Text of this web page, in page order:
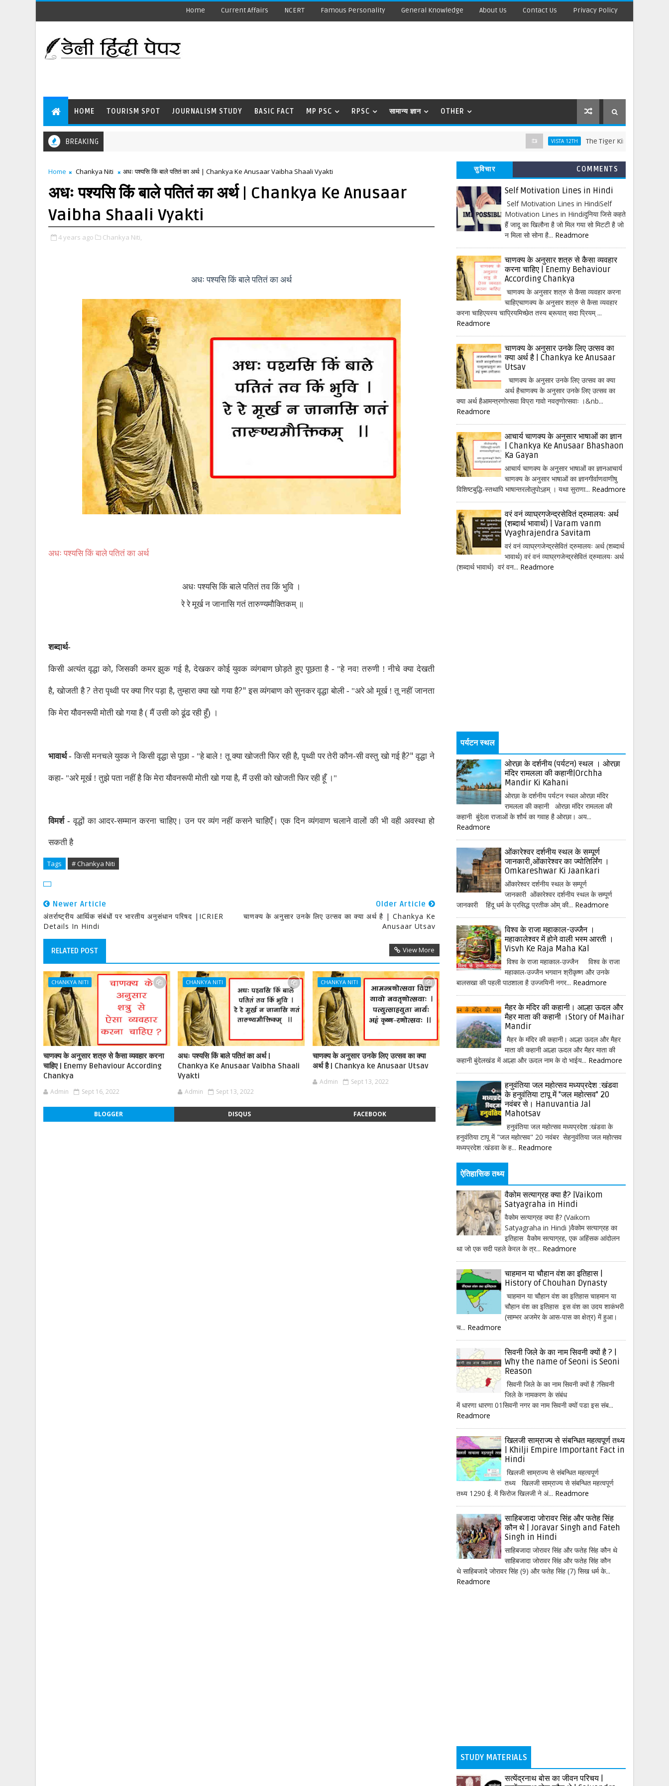
Home Current Affairs NCERT Famous Personality General Knowledge About Us Contact Us Privacy Policy
HOME TOURISM SPOT JOURNALISM STUDY BASIC FACT MP PSC RPSC सामान्य ज्ञान OTHER
BREAKING VISTA 12TH The Tiger King Words Meaning
Home Chankya Niti अधः पश्यसि किं बाले पतितं का अर्थ | Chankya Ke Anusaar Vaibha Shaali Vyakti
अधः पश्यसि किं बाले पतितं का अर्थ | Chankya Ke Anusaar
Vaibha Shaali Vyakti
4 years ago Chankya Niti,
अधः पश्यसि किं बाले पतितं का अर्थ
अधः पश्यसि किं बाले पतितं का अर्थ
अधः पश्यसि किं बाले पतितं तव किं भुवि ।
रे रे मूर्ख न जानासि गतं तारुण्यमौक्तिकम् ॥
शब्दार्थ-
किसी अत्यंत वृद्धा को,जिसकी कमर झुक गई है,देखकर कोई युवक व्यंगबाण छोड़ते हुए पूछता है - "हे नव! तरुणी ! नीचे क्या देखती
है,खोजती है?तेरा पृथ्वी पर क्या गिर पड़ा है,तुम्हारा क्या खो गया है?"इस व्यंगबाण को सुनकर वृद्धा बोली - "अरे ओ मूर्ख ! तू नहीं जानता
कि मेरा यौवनरूपी मोती खो गया है ( मैं उसी को ढूंढ रही हूँ) ।
भावार्थ - किसी मनचले युवक ने किसी वृद्धा से पूछा - "हे बाले ! तू क्या खोजती फिर रही है,पृथ्वी पर तेरी कौन-सी वस्तु खो गई है?"वृद्धा ने
कहा- "अरे मूर्ख ! तुझे पता नहीं है कि मेरा यौवनरूपी मोती खो गया है,मैं उसी को खोजती फिर रही हूँ ।"
विमर्श - वृद्धों का आदर-सम्मान करना चाहिए। उन पर व्यंग नहीं कसने चाहिएँ। एक दिन व्यंगवाण चलाने वालों की भी वही अवस्था हो
सकती है
Tags # Chankya Niti
Newer Article
अंतर्राष्ट्रीय आर्थिक संबंधों पर भारतीय अनुसंधान परिषद |ICRIER
Details In Hindi
Older Article
चाणक्य के अनुसार उनके लिए उत्सव का क्या अर्थ है | Chankya Ke
Anusaar Utsav
RELATED POST View More
CHANKYA NITI
चाणक्य के अनुसार शत्रु से कैसा व्यवहार करना
चाहिए | Enemy Behaviour According
Chankya
Admin Sept 16, 2022
CHANKYA NITI
अधः पश्यसि किं बाले पतितं का अर्थ |
Chankya Ke Anusaar Vaibha Shaali
Vyakti
Admin Sept 13, 2022
CHANKYA NITI
चाणक्य के अनुसार उनके लिए उत्सव का क्या
अर्थ है | Chankya ke Anusaar Utsav
Admin Sept 13, 2022
BLOGGER DISQUS FACEBOOK
सुविचार COMMENTS
Self Motivation Lines in Hindi
Self Motivation Lines in HindiSelf
Motivation Lines in Hindiदुनिया जिसे कहते
हैं जादू का खिलौना है जो मिल गया सो मिटटी है जो
न मिला सो सोना है... Readmore
चाणक्य के अनुसार शत्रु से कैसा व्यवहार
करना चाहिए | Enemy Behaviour
According Chankya
चाणक्य के अनुसार शत्रु से कैसा व्यवहार करना
चाहिएचाणक्य के अनुसार शत्रु से कैसा व्यवहार
करना चाहिएयस्य चाप्रियमिच्छेत तस्य ब्रूयात् सदा प्रियम् ...
Readmore
चाणक्य के अनुसार उनके लिए उत्सव का
क्या अर्थ है | Chankya ke Anusaar
Utsav
चाणक्य के अनुसार उनके लिए उत्सव का क्या
अर्थ हैचाणक्य के अनुसार उनके लिए उत्सव का
क्या अर्थ हैआमन्त्रणोत्सवा विप्रा गावो नवतृणोत्सवाः ।&nb...
Readmore
आचार्य चाणक्य के अनुसार भाषाओं का ज्ञान
| Chankya Ke Anusaar Bhashaon
Ka Gayan
आचार्य चाणक्य के अनुसार भाषाओं का ज्ञानआचार्य
चाणक्य के अनुसार भाषाओं का ज्ञानगीर्वाणवाणीषु
विशिष्टबुद्धि-स्तथापि भाषान्तरलोलुपोऽहम् । यथा सुराणा... Readmore
वरं वनं व्याघ्रगजेन्द्रसेवितं द्रुमालयः अर्थ
(शब्दार्थ भावार्थ) | Varam vanm
Vyaghrajendra Savitam
वरं वनं व्याघ्रगजेन्द्रसेवितं द्रुमालयः अर्थ (शब्दार्थ
भावार्थ) वरं वनं व्याघ्रगजेन्द्रसेवितं द्रुमालयः अर्थ
(शब्दार्थ भावार्थ) वरं वन... Readmore
पर्यटन स्थल
ओरछा के दर्शनीय (पर्यटन) स्थल । ओरछा
मंदिर रामलला की कहानी|Orchha
Mandir Ki Kahani
ओरछा के दर्शनीय पर्यटन स्थल ओरछा मंदिर
रामलला की कहानी ओरछा मंदिर रामलला की
कहानी बुंदेला राजाओं के शौर्य का गवाह है ओरछा। अय...
Readmore
ओंकारेश्वर दर्शनीय स्थल के सम्पूर्ण
जानकारी,ओंकारेश्वर का ज्योतिर्लिंग ।
Omkareshwar Ki Jaankari
ओंकारेश्वर दर्शनीय स्थल के सम्पूर्ण
जानकारी ओंकारेश्वर दर्शनीय स्थल के सम्पूर्ण
जानकारी हिंदू धर्म के प्रसिद्ध प्रतीक ओम् की... Readmore
विश्व के राजा महाकाल-उज्जैन ।
महाकालेश्वर में होने वाली भस्म आरती ।
Visvh Ke Raja Maha Kal
विश्व के राजा महाकाल-उज्जैन विश्व के राजा
महाकाल-उज्जैन भगवान श्रीकृष्ण और उनके
बालसखा की पहली पाठशाला है उज्जयिनी नगर... Readmore
मैहर के मंदिर की कहानी। आल्हा ऊदल और
मैहर माता की कहानी ।Story of Maihar
Mandir
मैहर के मंदिर की कहानी। आल्हा ऊदल और मैहर
माता की कहानी आल्हा ऊदल और मैहर माता की
कहानी बुंदेलखंड में आल्हा और ऊदल नाम के दो भाईय... Readmore
हनुवंतिया जल महोत्सव मध्यप्रदेश :खंडवा
के हनुवंतिया टापू में "जल महोत्सव" 20
नवंबर से। Hanuvantia Jal
Mahotsav
हनुवंतिया जल महोत्सव मध्यप्रदेश :खंडवा के
हनुवंतिया टापू में "जल महोत्सव" 20 नवंबर सेहनुवंतिया जल महोत्सव
मध्यप्रदेश :खंडवा के ह... Readmore
ऐतिहासिक तथ्य
वैकोम सत्याग्रह क्या है? |Vaikom
Satyagraha in Hindi
वैकोम सत्याग्रह क्या है? (Vaikom
Satyagraha in Hindi )वैकोम सत्याग्रह का
इतिहास वैकोम सत्याग्रह, एक अहिंसक आंदोलन
था जो एक सदी पहले केरल के त्र... Readmore
चाहमान या चौहान वंश का इतिहास |
History of Chouhan Dynasty
चाहमान या चौहान वंश का इतिहास चाहमान या
चौहान वंश का इतिहास इस वंश का उदय शाकंभरी
(साम्भर अजमेर के आस-पास का क्षेत्र) में हुआ।
च... Readmore
सिवनी जिले के का नाम सिवनी क्यों है ? |
Why the name of Seoni is Seoni
Reason
सिवनी जिले के का नाम सिवनी क्यों है ?सिवनी
जिले के नामकरण के संबंध
में धारणा धारणा 01सिवनी नगर का नाम सिवनी क्यों पडा इस संब...
Readmore
खिलजी साम्राज्य से संबन्धित महत्वपूर्ण तथ्य
| Khilji Empire Important Fact in
Hindi
खिलजी साम्राज्य से संबन्धित महत्वपूर्ण
तथ्य खिलजी साम्राज्य से संबन्धित महत्वपूर्ण
तथ्य 1290 ई. में फिरोज खिलजी ने अं... Readmore
साहिबजादा जोरावर सिंह और फतेह सिंह
कौन थे | Joravar Singh and Fateh
Singh in Hindi
साहिबजादा जोरावर सिंह और फतेह सिंह कौन थे
साहिबजादा जोरावर सिंह और फतेह सिंह कौन
थे साहिबजादे जोरावर सिंह (9) और फतेह सिंह (7) सिख धर्म के...
Readmore
STUDY MATERIALS
सत्येंद्रनाथ बोस का जीवन परिचय |